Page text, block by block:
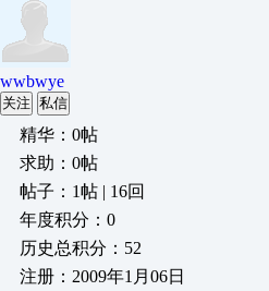
wwbwye
关注 私信
精华：0帖
求助：0帖
帖子：1帖 | 16回
年度积分：0
历史总积分：52
注册：2009年1月06日